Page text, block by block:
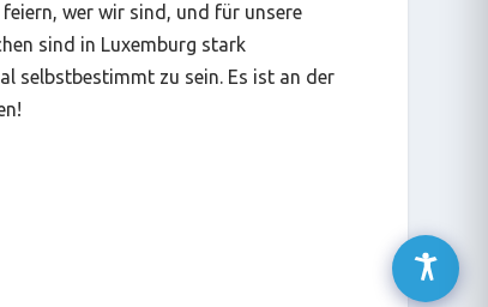
wer wir sind, und für unsere
sind in Luxemburg stark
selbstbestimmt zu sein. Es ist an der